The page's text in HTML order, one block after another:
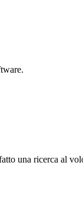
una ricerca al